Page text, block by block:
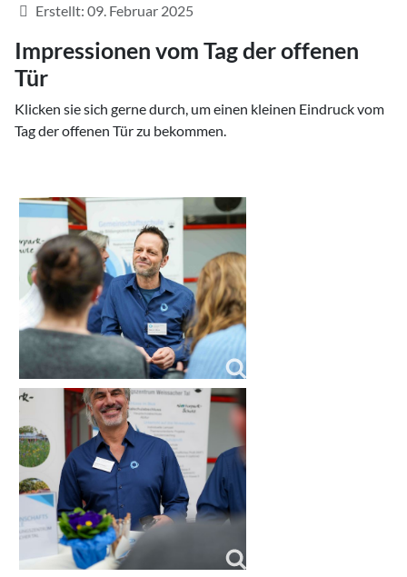
Details
Erstellt: 09. Februar 2025
Impressionen vom Tag der offenen
Tür
Klicken sie sich gerne durch, um einen kleinen Eindruck vom
Tag der offenen Tür zu bekommen.